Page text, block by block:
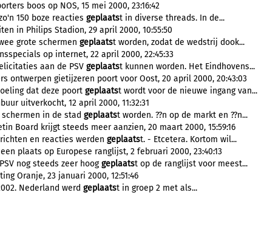
boos op NOS, 15 mei 2000, 23:16:42
150 boze reacties geplaatst in diverse threads. In de...
in Philips Stadion, 29 april 2000, 10:55:50
grote schermen geplaatst worden, zodat de wedstrij dook...
op internet, 22 april 2000, 22:45:33
aan de PSV geplaatst kunnen worden. Het Eindhovens...
ontwerpen gietijzeren poort voor Oost, 20 april 2000, 20:43:03
dat deze poort geplaatst wordt voor de nieuwe ingang van...
uitverkocht, 12 april 2000, 11:32:31
in de stad geplaatst worden. ??n op de markt en ??n...
Board krijgt steeds meer aanzien, 20 maart 2000, 15:59:16
en reacties werden geplaatst. - Etcetera. Kortom wil...
plaats op Europese ranglijst, 2 februari 2000, 23:40:13
nog steeds zeer hooggeplaatst op de ranglijst voor meest...
Oranje, 23 januari 2000, 12:51:46
Nederland werd geplaatst in groep 2 met als...